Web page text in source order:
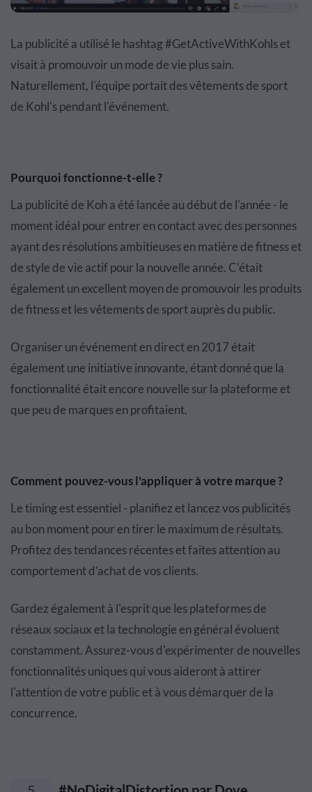
La publicité a utilisé le hashtag #GetActiveWithKohls et
visait à promouvoir un mode de vie plus sain.
Naturellement, l'équipe portait des vêtements de sport
de Kohl's pendant l'événement.
Pourquoi fonctionne-t-elle ?
La publicité de Koh a été lancée au début de l'année - le
moment idéal pour entrer en contact avec des personnes
ayant des résolutions ambitieuses en matière de fitness et
de style de vie actif pour la nouvelle année. C'était
également un excellent moyen de promouvoir les produits
de fitness et les vêtements de sport auprès du public.
Organiser un événement en direct en 2017 était
également une initiative innovante, étant donné que la
fonctionnalité était encore nouvelle sur la plateforme et
que peu de marques en profitaient.
Comment pouvez-vous l'appliquer à votre marque ?
Le timing est essentiel - planifiez et lancez vos publicités
au bon moment pour en tirer le maximum de résultats.
Profitez des tendances récentes et faites attention au
comportement d'achat de vos clients.
Gardez également à l'esprit que les plateformes de
réseaux sociaux et la technologie en général évoluent
constamment. Assurez-vous d'expérimenter de nouvelles
fonctionnalités uniques qui vous aideront à attirer
l'attention de votre public et à vous démarquer de la
concurrence.